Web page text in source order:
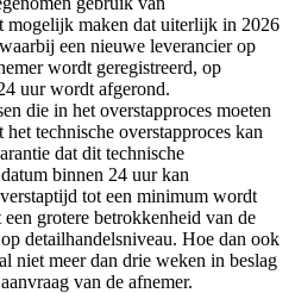
mogelijk maken dat uiterlijk in 2026
een nieuwe leverancier op
wordt geregistreerd, op
uur wordt afgerond.
die in het overstapproces moeten
technische overstapproces kan
dat dit technische
binnen 24 uur kan
tot een minimum wordt
grotere betrokkenheid van de
detailhandelsniveau. Hoe dan ook
niet meer dan drie weken in beslag
van de afnemer.